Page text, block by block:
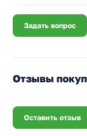
Задать вопрос
Отзывы
Оставить отзыв